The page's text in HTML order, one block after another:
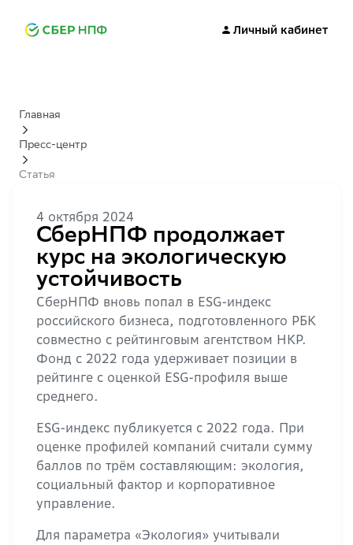
Личный кабинет
Главная
Пресс-центр
Статья
4 октября 2024
СберНПФ продолжает
курс на экологическую
устойчивость
СберНПФ вновь попал в ESG-индекс
российского бизнеса, подготовленного РБК
совместно с рейтинговым агентством НКР.
Фонд с 2022 года удерживает позиции в
рейтинге с оценкой ESG-профиля выше
среднего.
ESG-индекс публикуется с 2022 года. При
оценке профилей компаний считали сумму
баллов по трём составляющим: экология,
социальный фактор и корпоративное
управление.
Для параметра «Экология» учитывали